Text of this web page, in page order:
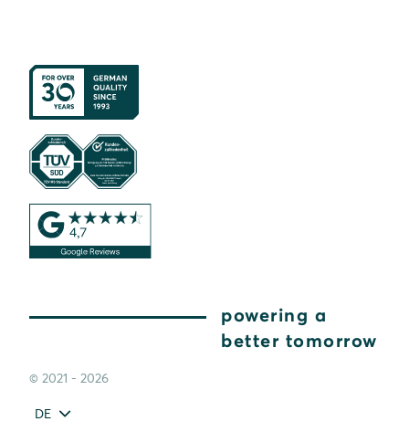
powering a
better tomorrow
© 2021 - 2026
DE